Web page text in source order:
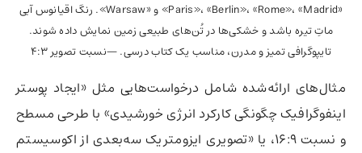
«Paris»، «Berlin»، «Rome»، «Madrid» و «Warsaw». رنگ اقیانوس آبی
ماتِ تیره باشد و خشکی‌ها در تُن‌های طبیعی زمین نمایش داده شوند.
تایپوگرافی تمیز و مدرن، مناسب یک کتاب درسی. —نسبت تصویر 4:3
مثال‌های ارائه‌شده شامل درخواست‌هایی مثل «ایجاد پوستر
اینفوگرافیک چگونگی کارکرد انرژی خورشیدی» با طرحی مسطح
و نسبت 16:9، یا «تصویری ایزومتریک سه‌بعدی از اکوسیستم